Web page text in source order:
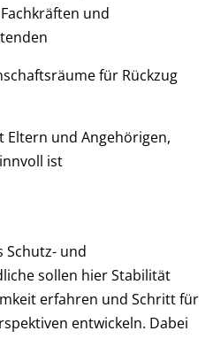
und
für Rückzug
Eltern und Angehörigen,
ist
Schutz- und
sollen hier Stabilität
erfahren und Schritt für
entwickeln. Dabei